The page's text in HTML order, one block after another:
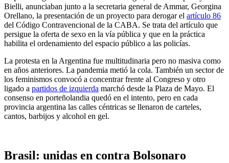
Bielli, anunciaban junto a la secretaria general de Ammar, Georgina
Orellano, la presentación de un proyecto para derogar el artículo 86
del Código Contravencional de la CABA. Se trata del artículo que
persigue la oferta de sexo en la vía pública y que en la práctica
habilita el ordenamiento del espacio público a las policías.
La protesta en la Argentina fue multitudinaria pero no masiva como
en años anteriores. La pandemia metió la cola. También un sector de
los feminismos convocó a concentrar frente al Congreso y otro
ligado a partidos de izquierda marchó desde la Plaza de Mayo. El
consenso en porteñolandia quedó en el intento, pero en cada
provincia argentina las calles céntricas se llenaron de carteles,
cantos, barbijos y alcohol en gel.
Brasil: unidas en contra Bolsonaro